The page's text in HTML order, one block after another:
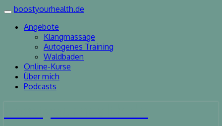
Toggle
navigation
boostyourhealth.de
Angebote
Klangmassage
Autogenes Training
Waldbaden
Online-Kurse
Über mich
Podcasts